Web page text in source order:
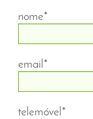
nome*
email*
telemóvel*